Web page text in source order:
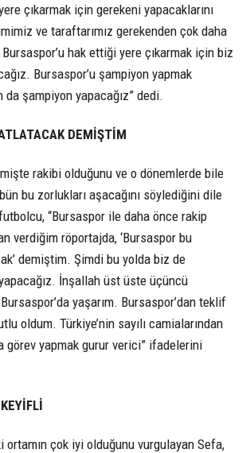
çıkarmak için gerekeni yapacaklarını
ve taraftarımız gerekenden çok daha
Bursaspor’u hak ettiği yere çıkarmak için biz
Bursaspor’u şampiyon yapmak
şampiyon yapacağız” dedi.
DEMİŞTİM
rakibi olduğunu ve o dönemlerde bile
bu zorlukları aşacağını söylediğini dile
“Bursaspor ile daha önce rakip
verdiğim röportajda, ‘Bursaspor bu
demiştim. Şimdi bu yolda biz de
İnşallah üst üste üçüncü
yaşarım. Bursaspor’dan teklif
oldum. Türkiye’nin sayılı camialarından
görev yapmak gurur verici” ifadelerini
ortamın çok iyi olduğunu vurgulayan Sefa,